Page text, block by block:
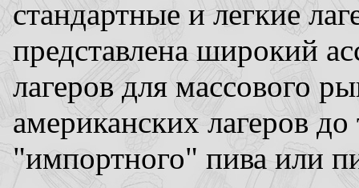
стандартные и легкие
представлена широкий
лагеров для массового
американских лагеров
"импортного" пива или